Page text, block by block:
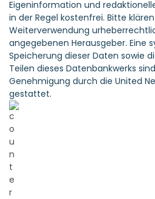
Eigeninformation und
in der Regel kostenfrei. Bitte
Weiterverwendung
angegebenen Herausgeber. Eine
Speicherung dieser Daten sowie
Teilen dieses Datenbankwerks
Genehmigung durch die United
gestattet.